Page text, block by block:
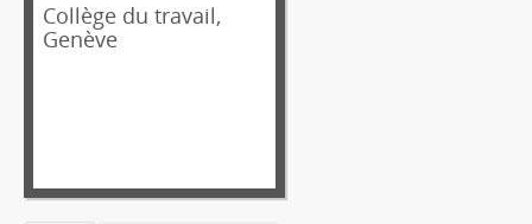
Collège du travail,
Genève